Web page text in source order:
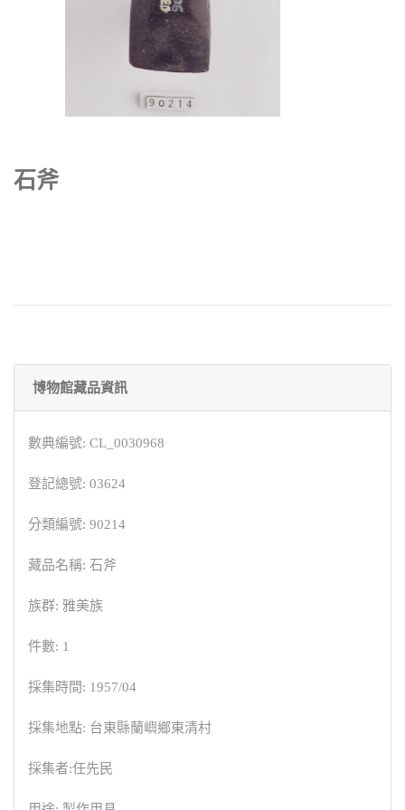
石斧
博物館藏品資訊
數典編號: CL_0030968
登記總號: 03624
分類編號: 90214
藏品名稱: 石斧
族群: 雅美族
件數: 1
採集時間: 1957/04
採集地點: 台東縣蘭嶼鄉東清村
採集者:任先民